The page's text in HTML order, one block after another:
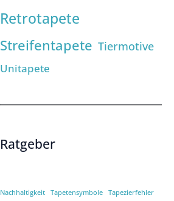
Retrotapete
Streifentapete Tiermotive
Unitapete
Ratgeber
Nachhaltigkeit Tapetensymbole Tapezierfehler